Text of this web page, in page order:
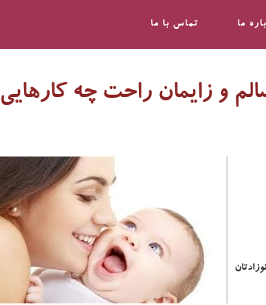
ما تماس با ما
و زايمان راحت چه کارهايي